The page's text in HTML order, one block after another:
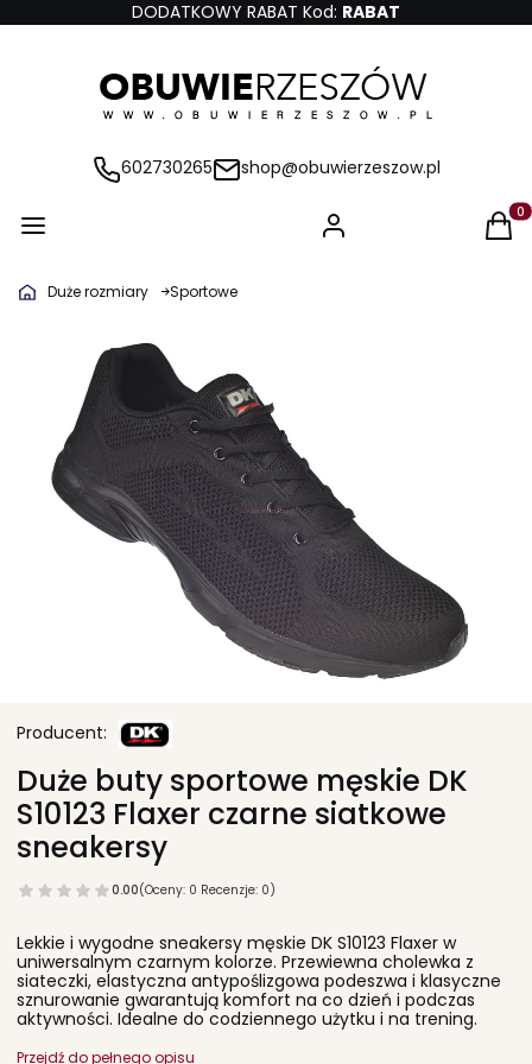
DODATKOWY RABAT Kod: RABAT
602730265 shop@obuwierzeszow.pl
Duże rozmiary Sportowe
Duże buty sportowe męskie DK
S10123 Flaxer czarne siatkowe
sneakersy
0.00(Oceny: 0 Recenzje: 0)
Lekkie i wygodne sneakersy męskie DK S10123 Flaxer w
uniwersalnym czarnym kolorze. Przewiewna cholewka z
siateczki, elastyczna antypoślizgowa podeszwa i klasyczne
sznurowanie gwarantują komfort na co dzień i podczas
aktywności. Idealne do codziennego użytku i na trening.
Przejdź do pełnego opisu